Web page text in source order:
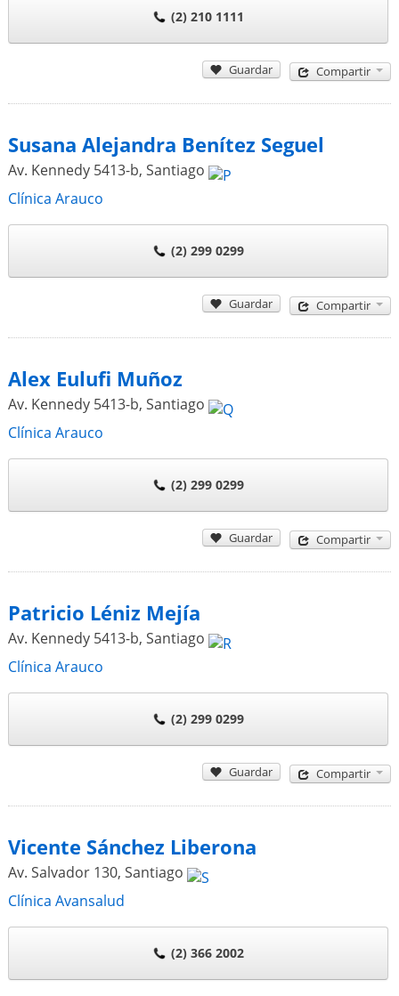
(2) 210 1111
Guardar Compartir
Susana Alejandra Benítez Seguel
Av. Kennedy 5413-b, Santiago
Clínica Arauco
(2) 299 0299
Guardar Compartir
Alex Eulufi Muñoz
Av. Kennedy 5413-b, Santiago
Clínica Arauco
(2) 299 0299
Guardar Compartir
Patricio Léniz Mejía
Av. Kennedy 5413-b, Santiago
Clínica Arauco
(2) 299 0299
Guardar Compartir
Vicente Sánchez Liberona
Av. Salvador 130, Santiago
Clínica Avansalud
(2) 366 2002